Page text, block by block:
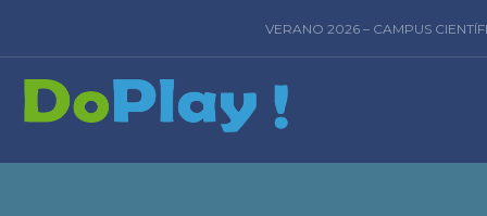
VERANO 2026 – CAMPUS